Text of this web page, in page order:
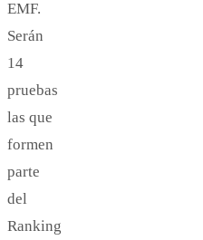
EMF.
Serán
14
pruebas
las que
formen
parte
del
Ranking